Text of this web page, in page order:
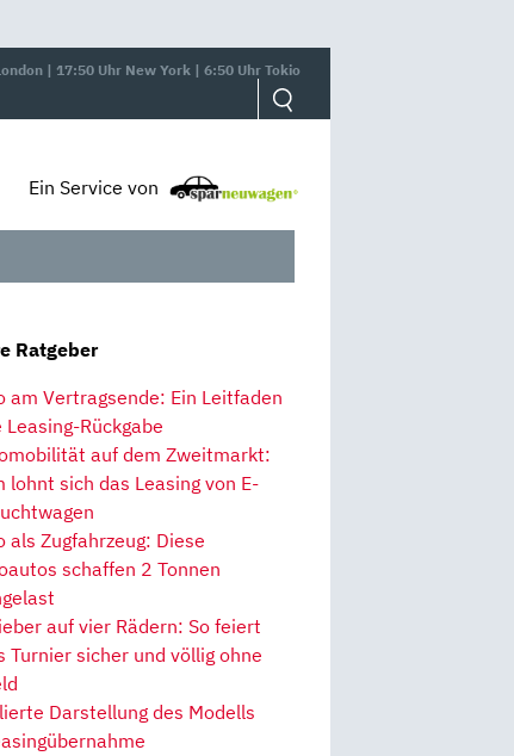
| 17:50 Uhr New York | 6:50 Uhr Tokio
Ein Service von
Ratgeber
am Vertragsende: Ein Leitfaden
Leasing-Rückgabe
auf dem Zweitmarkt:
lohnt sich das Leasing von E-
als Zugfahrzeug: Diese
schaffen 2 Tonnen
auf vier Rädern: So feiert
Turnier sicher und völlig ohne
Darstellung des Modells